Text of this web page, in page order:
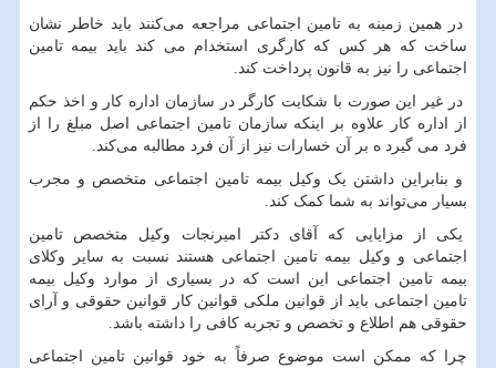
در همین زمینه به تامین اجتماعی مراجعه می‌کنند باید خاطر نشان
ساخت که هر کس که کارگری استخدام می کند باید بیمه تامین
اجتماعی را نیز به قانون پرداخت کند.
در غیر این صورت با شکایت کارگر در سازمان اداره کار و اخذ حکم
از اداره کار علاوه بر اینکه سازمان تامین اجتماعی اصل مبلغ را از
فرد می گیرد ه بر آن خسارات نیز از آن فرد مطالبه می‌کند.
و بنابراین داشتن یک وکیل بیمه تامین اجتماعی متخصص و مجرب
بسیار می‌تواند به شما کمک کند.
یکی از مزایایی که آقای دکتر امیرنجات وکیل متخصص تامین
اجتماعی و وکیل بیمه تامین اجتماعی هستند نسبت به سایر وکلای
بیمه تامین اجتماعی این است که در بسیاری از موارد وکیل بیمه
تامین اجتماعی باید از قوانین ملکی قوانین کار قوانین حقوقی و آرای
حقوقی هم اطلاع و تخصص و تجربه کافی را داشته باشد.
چرا که ممکن است موضوع صرفاً به خود قوانین تامین اجتماعی